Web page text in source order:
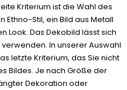
Kriterium ist die Wahl des
Ethno-Stil, ein Bild aus Metall
Look. Das Dekobild lässt sich
In unserer Auswahl
letzte Kriterium, das Sie nicht
Bildes. Je nach Größe der
Dekoration oder